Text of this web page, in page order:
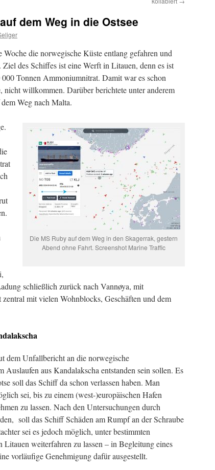
dem Weg in die Ostsee
die norwegische Küste entlang gefahren und
des Schiffes ist eine Werft in Litauen, denn es ist
Tonnen Ammoniumnitrat. Damit war es schon
nicht willkommen. Darüber berichtete unter anderem
Weg nach Malta.
Die MS Ruby auf dem Weg in den Skagerrak, gestern
Abend ohne Fahrt. Screenshot Marine Traffic
schließlich zurück nach Vannøya, mit
mit vielen Wohnblocks, Geschäften und dem
dem Unfallbericht an die norwegische
Auslaufen aus Kandalakscha entstanden sein sollen. Es
soll das Schiff da schon verlassen haben. Man
sei, bis zu einem (west-)europäischen Hafen
zu lassen. Nach den Untersuchungen durch
soll das Schiff Schäden am Rumpf an der Schraube
sei es jedoch möglich, unter bestimmten
weiterfahren zu lassen – in Begleitung eines
vorläufige Genehmigung dafür ausgestellt.